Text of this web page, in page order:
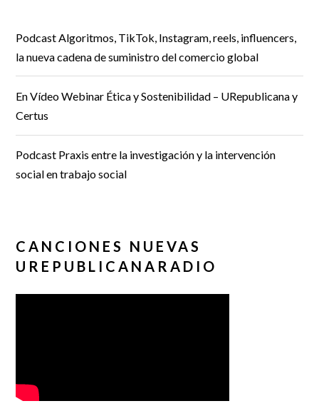
Podcast Algoritmos, TikTok, Instagram, reels, influencers,
la nueva cadena de suministro del comercio global
En Vídeo Webinar Ética y Sostenibilidad – URepublicana y
Certus
Podcast Praxis entre la investigación y la intervención
social en trabajo social
CANCIONES NUEVAS
UREPUBLICANARADIO